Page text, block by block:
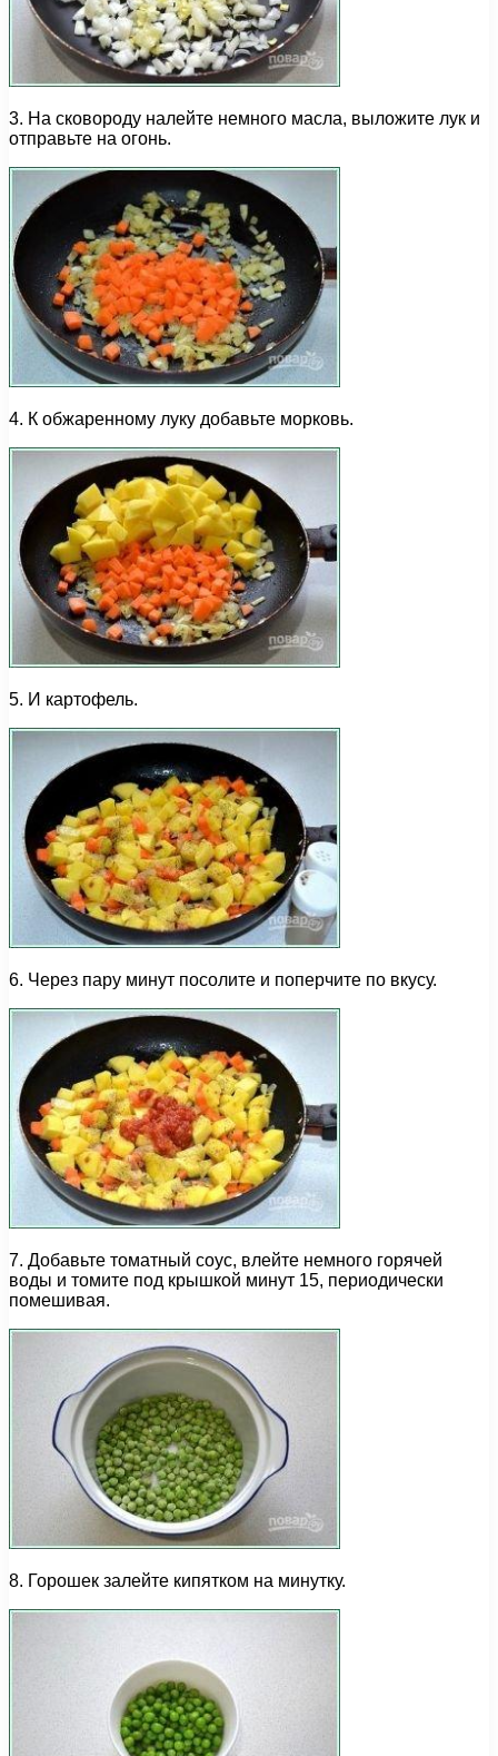
3. На сковороду налейте немного масла, выложите лук и
отправьте на огонь.
4. К обжаренному луку добавьте морковь.
5. И картофель.
6. Через пару минут посолите и поперчите по вкусу.
7. Добавьте томатный соус, влейте немного горячей
воды и томите под крышкой минут 15, периодически
помешивая.
8. Горошек залейте кипятком на минутку.